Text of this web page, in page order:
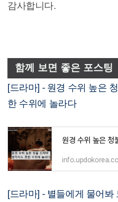
감사합니다.
함께 보면 좋은 포스팅
[드라마] - 원경 수위 높은
한 수위에 놀라다
[드라마] - 별들에게 물어